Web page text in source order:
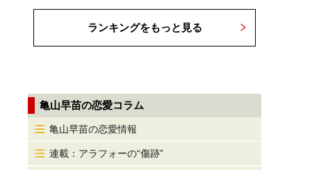
ランキングをもっと見る
亀山早苗の恋愛コラム
亀山早苗の恋愛情報
連載：アラフォーの“傷跡”